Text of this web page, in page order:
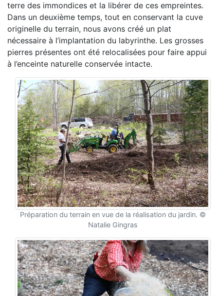
terre des immondices et la libérer de ces empreintes.
Dans un deuxième temps, tout en conservant la cuve
originelle du terrain, nous avons créé un plat
nécessaire à l’implantation du labyrinthe. Les grosses
pierres présentes ont été relocalisées pour faire appui
à l’enceinte naturelle conservée intacte.
Préparation du terrain en vue de la réalisation du jardin. ©
Natalie Gingras